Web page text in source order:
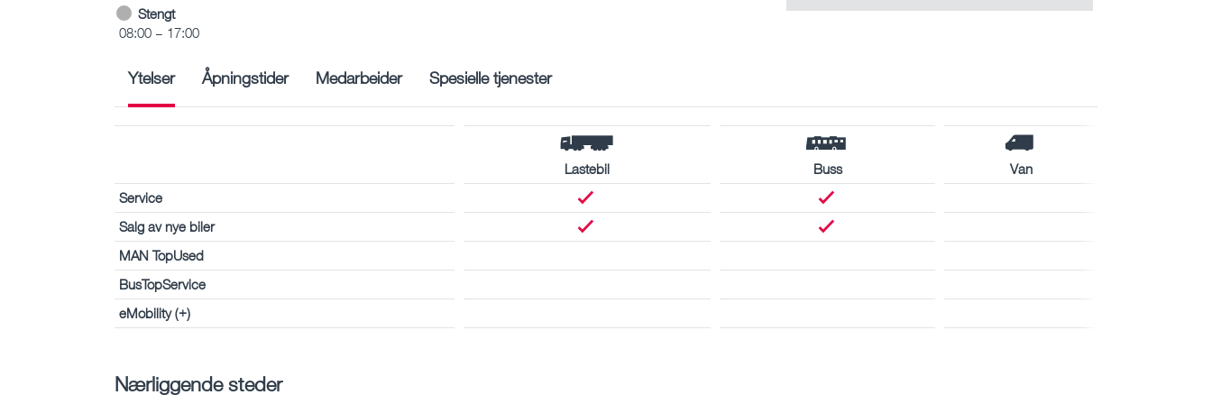
Stengt
08:00 – 17:00
Ytelser Åpningstider Medarbeider Spesielle tjenester
Lastebil Buss
Van
Service
Salg av nye biler
MAN TopUsed
BusTopService
eMobility (+)
Nærliggende steder